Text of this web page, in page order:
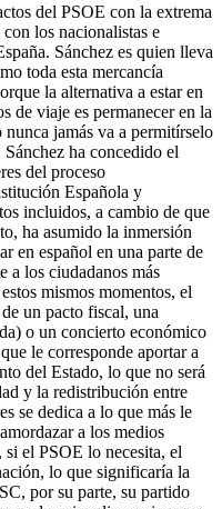
del PSOE con la extrema
los nacionalistas e
Sánchez es quien lleva
toda esta mercancía
la alternativa a estar en
de viaje es permanecer en la
jamás va a permitírselo
ha concedido el
del proceso
Española y
incluidos, a cambio de que
ha asumido la inmersión
en español en una parte de
a los ciudadanos más
mismos momentos, el
un pacto fiscal, una
o un concierto económico
le corresponde aportar a
del Estado, lo que no será
y la redistribución entre
se dedica a lo que más le
a los medios
el PSOE lo necesita, el
lo que significaría la
por su parte, su partido